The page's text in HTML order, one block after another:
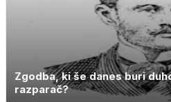
Zgodba, ki še danes buri
razparač?